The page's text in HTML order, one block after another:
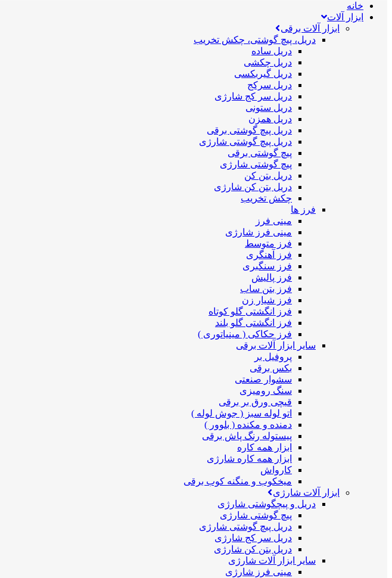
خانه
ابزار آلات
ابزار آلات برقی
دریل، پیچ گوشتی، چکش تخریب
دریل ساده
دریل چکشی
دریل گیربکسی
دریل سرکج
دریل سر کج شارژی
دریل ستونی
دریل همزن
دریل پیچ گوشتی برقی
دریل پیچ گوشتی شارژی
پیچ گوشتی برقی
پیچ گوشتی شارژی
دریل بتن کن
دریل بتن کن شارژی
چکش تخریب
فرز ها
مینی فرز
مینی فرز شارژی
فرز متوسط
فرز آهنگری
فرز سنگبری
فرز پالیش
فرز بتن ساب
فرز شیار زن
فرز انگشتی گلو کوتاه
فرز انگشتی گلو بلند
فرز حکاکی ( مینیاتوری )
سایر ابزار آلات برقی
پروفیل بر
بکس برقی
سشوار صنعتی
سنگ رومیزی
قیچی ورق بر برقی
اتو لوله سبز ( جوش لوله )
دمنده و مکنده ( بلوور )
پیستوله رنگ پاش برقی
ابزار همه کاره
ابزار همه کاره شارژی
کارواش
میخکوب و منگنه کوب برقی
ابزار آلات شارژی
دریل و پیچگوشتی شارژی
پیچ گوشتی شارژی
دریل پیچ گوشتی شارژی
دریل سر کج شارژی
دریل بتن کن شارژی
سایر ابزار آلات شارژی
مینی فرز شارژی